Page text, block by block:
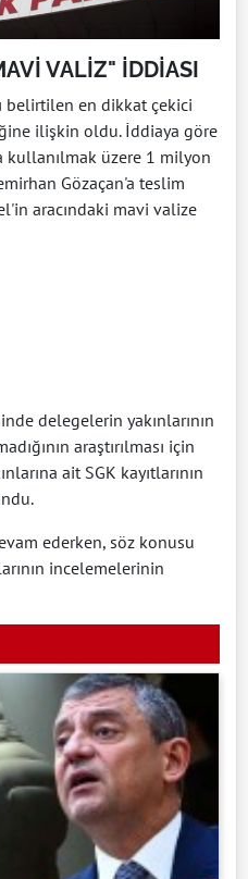
VALİZ" İDDİASI
belirtilen en dikkat çekici
ilişkin oldu. İddiaya göre
kullanılmak üzere 1 milyon
Gözaçan'a teslim
aracındaki mavi valize
delegelerin yakınlarının
araştırılması için
ait SGK kayıtlarının
ederken, söz konusu
incelemelerinin